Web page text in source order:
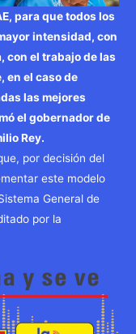
para que todos los
intensidad, con
con el trabajo de las
en el caso de
las mejores
el gobernador de
Rey.
por decisión del
este modelo
General de
por la